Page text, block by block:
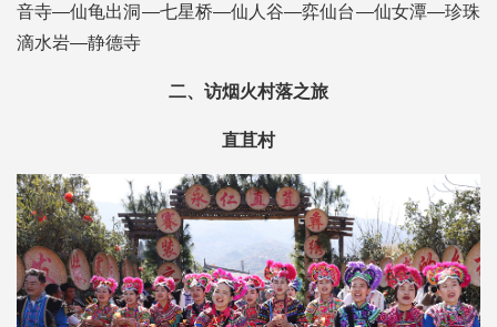
音寺—仙龟出洞—七星桥—仙人谷—弈仙台—仙女潭—珍珠
滴水岩—静德寺
二、访烟火村落之旅
直苴村